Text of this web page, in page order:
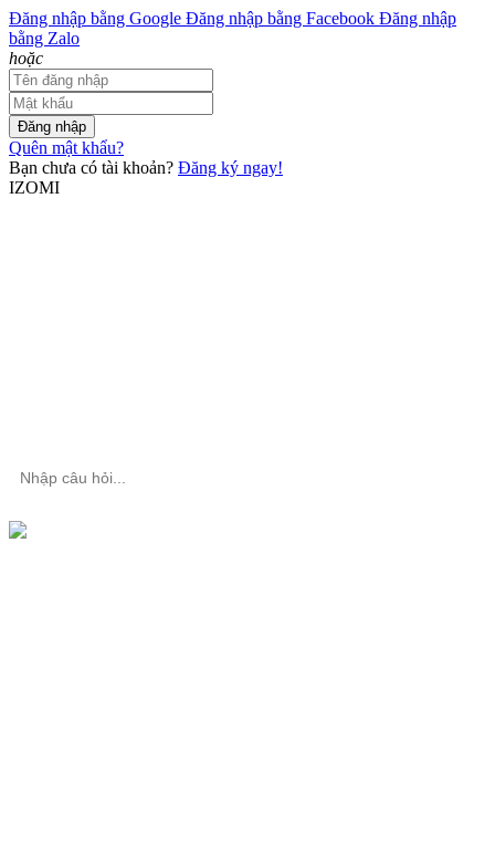
Đăng nhập bằng Google Đăng nhập bằng Facebook Đăng nhập
bằng Zalo
hoặc
Đăng nhập
Quên mật khẩu?
Bạn chưa có tài khoản? Đăng ký ngay!
IZOMI